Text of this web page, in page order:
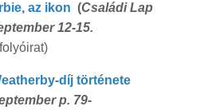
az ikon (Családi Lap
12-15.
díj története
p. 79-